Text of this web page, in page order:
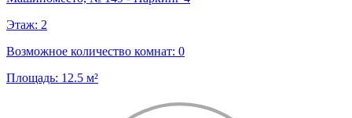
Этаж: 2
Возможное количество комнат: 0
Площадь: 12.5 м²